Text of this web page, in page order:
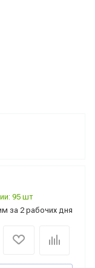
95 шт
за 2 рабочих дня